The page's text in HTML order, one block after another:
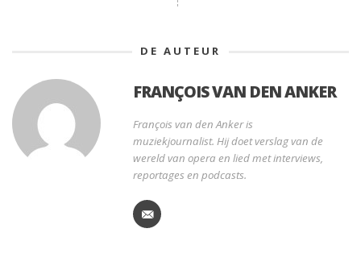
DE AUTEUR
FRANÇOIS VAN DEN ANKER
François van den Anker is
muziekjournalist. Hij doet verslag van de
wereld van opera en lied met interviews,
reportages en podcasts.